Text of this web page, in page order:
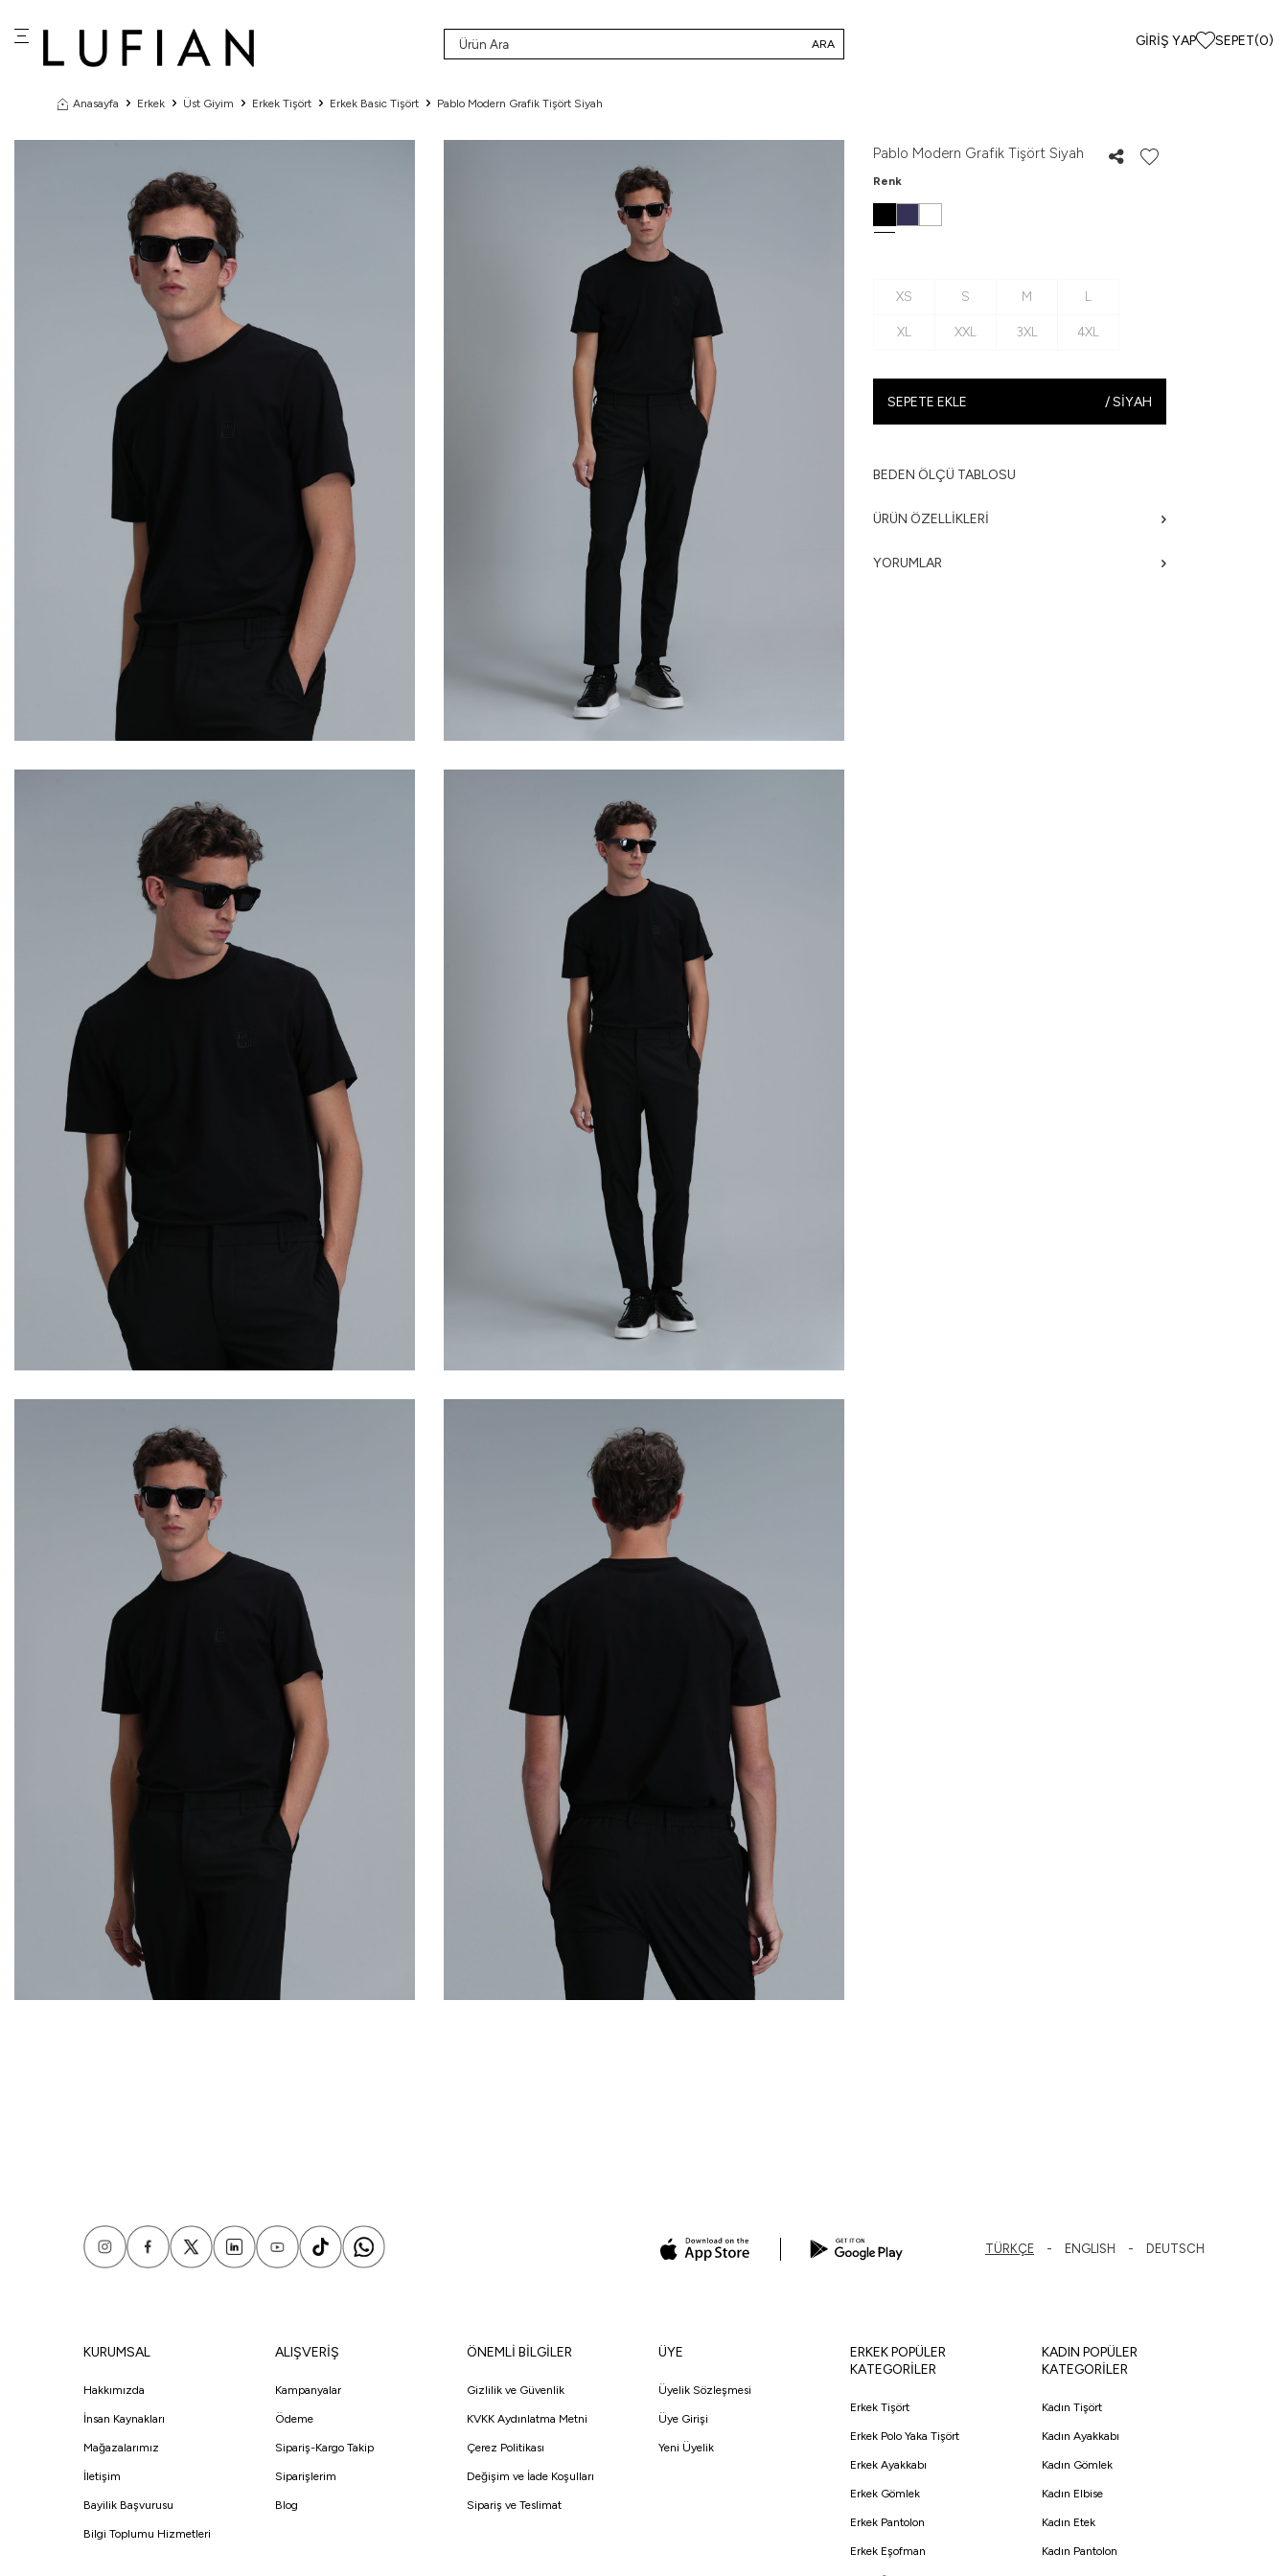
ARA GIRIŞ YAP SEPET(0)
Anasayfa Erkek Üst Giyim Erkek Tişört Erkek Basic Tişört Pablo Modern Grafik Tişört Siyah
Pablo Modern Grafik Tişört Siyah
Renk
XS S M L
XL XXL 3XL 4XL
SEPETE EKLE /SIYAH
BEDEN ÖLÇÜ TABLOSU
ÜRÜN ÖZELLIKLERI
YORUMLAR
TÜRKÇE ENGLISH DEUTSCH
KURUMSAL
Hakkımızda
İnsan Kaynakları
Mağazalarımız
İletişim
Bayilik Başvurusu
Bilgi Toplumu Hizmetleri
ALIŞVERİŞ
Kampanyalar
Ödeme
Sipariş-Kargo Takip
Siparişlerim
Blog
ÖNEMLİ BİLGİLER
Gizlilik ve Güvenlik
KVKK Aydınlatma Metni
Çerez Politikası
Değişim ve İade Koşulları
Sipariş ve Teslimat
ÜYE
Üyelik Sözleşmesi
Üye Girişi
Yeni Üyelik
ERKEK POPÜLER
KATEGORİLER
Erkek Tişört
Erkek Polo Yaka Tişört
Erkek Ayakkabı
Erkek Gömlek
Erkek Pantolon
Erkek Eşofman
KADIN POPÜLER
KATEGORİLER
Kadın Tişört
Kadın Ayakkabı
Kadın Gömlek
Kadın Elbise
Kadın Etek
Kadın Pantolon